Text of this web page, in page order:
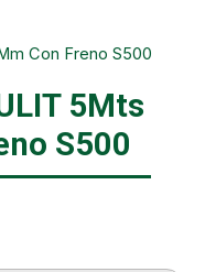
Con Freno S500
5Mts
S500